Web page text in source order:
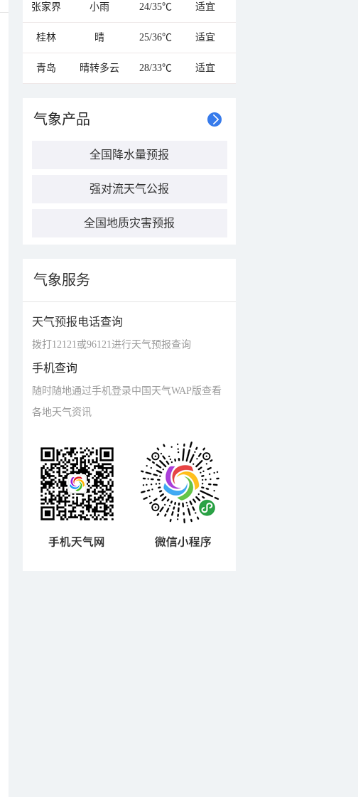
张家界 小雨 24/35℃ 适宜
桂林 晴 25/36℃ 适宜
青岛 晴转多云 28/33℃ 适宜
气象产品
全国降水量预报
强对流天气公报
全国地质灾害预报
气象服务
天气预报电话查询
拨打12121或96121进行天气预报查询
手机查询
随时随地通过手机登录中国天气WAP版查看
各地天气资讯